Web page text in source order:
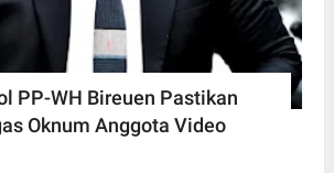
PP-WH Bireuen Pastikan
Oknum Anggota Video